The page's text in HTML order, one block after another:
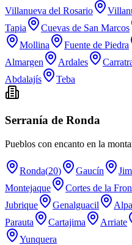
Villanueva del Rosario
Tapia
Cuevas de San Marcos
Mollina
Fuente de Piedra
Almargen
Ardales
Abdalajís
Teba
Serranía de Ronda
Pueblos con encanto en la
Ronda(20) Gaucín
Montejaque
Cortes de la
Jubrique
Genalguacil
Parauta
Cartajima Arriate
Yunquera